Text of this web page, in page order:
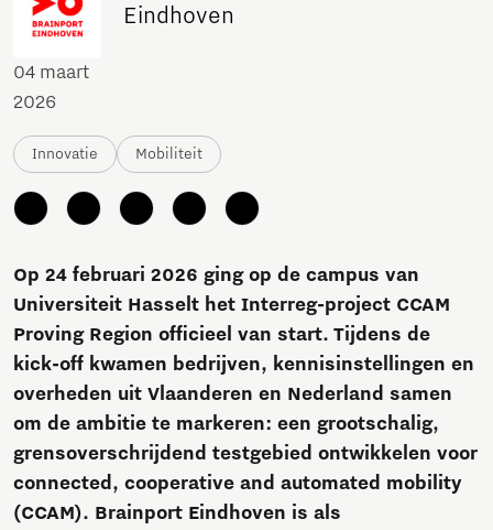
Eindhoven
04 maart
2026
Innovatie Mobiliteit
Op 24 februari 2026 ging op de campus van
Universiteit Hasselt het Interreg-project CCAM
Proving Region officieel van start. Tijdens de
kick-off kwamen bedrijven, kennisinstellingen en
overheden uit Vlaanderen en Nederland samen
om de ambitie te markeren: een grootschalig,
grensoverschrijdend testgebied ontwikkelen voor
connected, cooperative and automated mobility
(CCAM). Brainport Eindhoven is als